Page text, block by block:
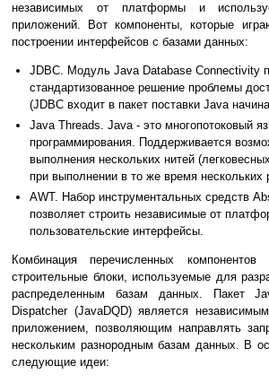
независимых от платформы и
приложений. Вот компоненты, которые
построении интерфейсов с базами данных:
JDBC. Модуль Java Database Connectivity
стандартизованное решение проблемы
(JDBC входит в пакет поставки Java
Java Threads. Java - это многопотоковый
программирования. Поддерживается
выполнения нескольких нитей
при выполнении в то же время нескольких
AWT. Набор инструментальных средств
позволяет строить независимые от
пользовательские интерфейсы.
Комбинация перечисленных компонентов
строительные блоки, используемые для
распределенным базам данных. Пакет
Dispatcher (JavaDQD) является
приложением, позволяющим направлять
нескольким разнородным базам данных. В
следующие идеи: